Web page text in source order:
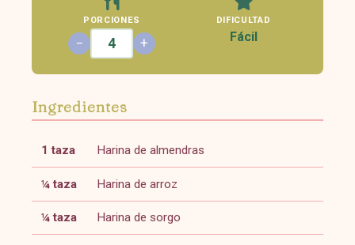
PORCIONES
− +
DIFICULTAD
Fácil
Ingredientes
1 taza Harina de almendras
¼ taza Harina de arroz
¼ taza Harina de sorgo